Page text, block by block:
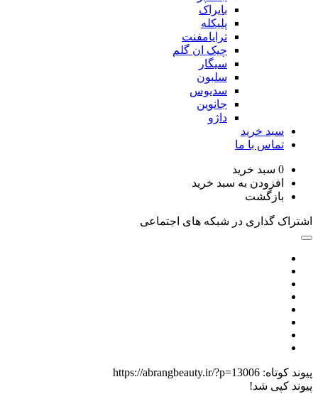
ترایامفنت
چیک ان گلم
سدیوس
خرید
با ما
سبد خرید
به سبد خرید
در شبکه های اجتماعی
https://abrangbeauty.ir/?p=13006
شد!